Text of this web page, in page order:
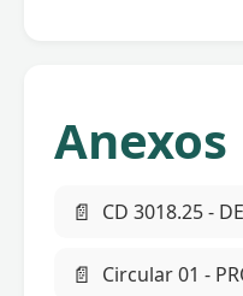
Anexos
📄 CD 3018.25 -
📄 Circular 01 -